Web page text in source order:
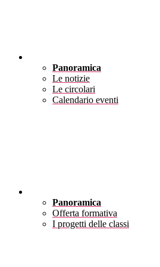
Panoramica
Le notizie
Le circolari
Calendario eventi
Panoramica
Offerta formativa
I progetti delle classi